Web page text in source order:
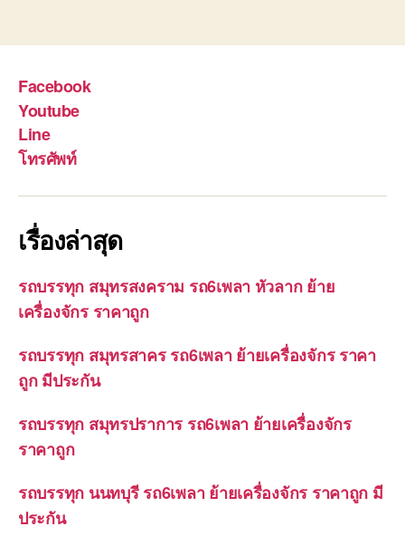
Facebook
Youtube
Line
โทรศัพท์
เรื่องล่าสุด
รถบรรทุก สมุทรสงคราม รถ6เพลา หัวลาก ย้าย
เครื่องจักร ราคาถูก
รถบรรทุก สมุทรสาคร รถ6เพลา ย้ายเครื่องจักร ราคา
ถูก มีประกัน
รถบรรทุก สมุทรปราการ รถ6เพลา ย้ายเครื่องจักร
ราคาถูก
รถบรรทุก นนทบุรี รถ6เพลา ย้ายเครื่องจักร ราคาถูก มี
ประกัน